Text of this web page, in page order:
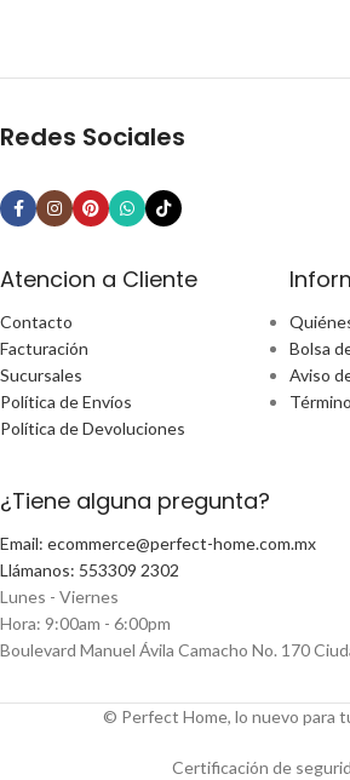
Redes Sociales
Atencion a Cliente
Contacto
Facturación
Sucursales
Política de Envíos
Política de Devoluciones
Bolsa
Aviso
¿Tiene alguna pregunta?
Email: ecommerce@perfect-home.com.mx
Llámanos: 553309 2302
Lunes - Viernes
Hora: 9:00am - 6:00pm
Boulevard Manuel Ávila Camacho No. 170
© Perfect Home, lo nuevo para
Certificación de